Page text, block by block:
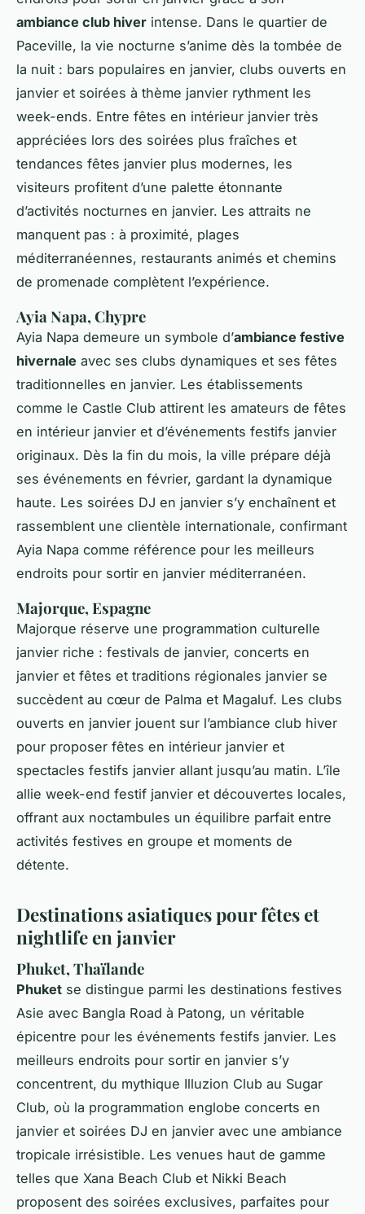
ambiance club hiver intense. Dans le quartier de
Paceville, la vie nocturne s’anime dès la tombée de
la nuit : bars populaires en janvier, clubs ouverts en
janvier et soirées à thème janvier rythment les
week-ends. Entre fêtes en intérieur janvier très
appréciées lors des soirées plus fraîches et
tendances fêtes janvier plus modernes, les
visiteurs profitent d’une palette étonnante
d’activités nocturnes en janvier. Les attraits ne
manquent pas : à proximité, plages
méditerranéennes, restaurants animés et chemins
de promenade complètent l’expérience.
Ayia Napa, Chypre
Ayia Napa demeure un symbole d’ambiance festive
hivernale avec ses clubs dynamiques et ses fêtes
traditionnelles en janvier. Les établissements
comme le Castle Club attirent les amateurs de fêtes
en intérieur janvier et d’événements festifs janvier
originaux. Dès la fin du mois, la ville prépare déjà
ses événements en février, gardant la dynamique
haute. Les soirées DJ en janvier s’y enchaînent et
rassemblent une clientèle internationale, confirmant
Ayia Napa comme référence pour les meilleurs
endroits pour sortir en janvier méditerranéen.
Majorque, Espagne
Majorque réserve une programmation culturelle
janvier riche : festivals de janvier, concerts en
janvier et fêtes et traditions régionales janvier se
succèdent au cœur de Palma et Magaluf. Les clubs
ouverts en janvier jouent sur l’ambiance club hiver
pour proposer fêtes en intérieur janvier et
spectacles festifs janvier allant jusqu’au matin. L’île
allie week-end festif janvier et découvertes locales,
offrant aux noctambules un équilibre parfait entre
activités festives en groupe et moments de
détente.
Destinations asiatiques pour fêtes et
nightlife en janvier
Phuket, Thaïlande
Phuket se distingue parmi les destinations festives
Asie avec Bangla Road à Patong, un véritable
épicentre pour les événements festifs janvier. Les
meilleurs endroits pour sortir en janvier s’y
concentrent, du mythique Illuzion Club au Sugar
Club, où la programmation englobe concerts en
janvier et soirées DJ en janvier avec une ambiance
tropicale irrésistible. Les venues haut de gamme
telles que Xana Beach Club et Nikki Beach
proposent des soirées exclusives, parfaites pour